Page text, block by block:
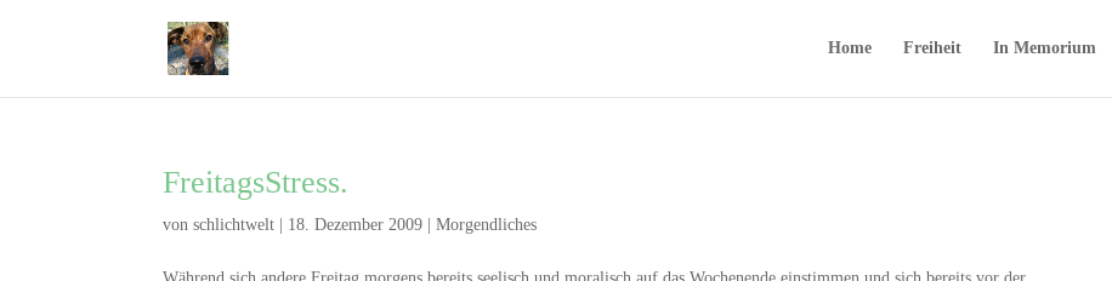
Home Freiheit In Memorium
FreitagsStress.
vonschlichtwelt 18. Dezember 2009 |Morgendliches